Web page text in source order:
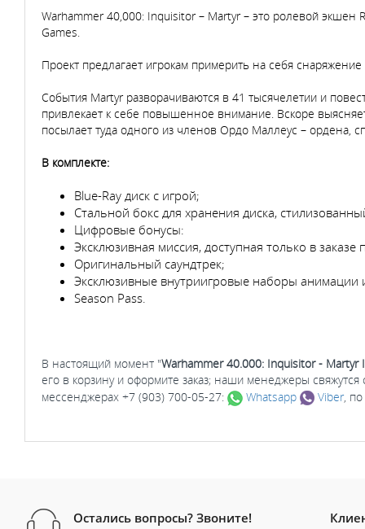
Warhammer 40,000: Inquisitor – Martyr – это ролевой экшен
Games.
Проект предлагает игрокам примерить на себя
События Martyr разворачиваются в 41 тысячелетии и
привлекает к себе повышенное внимание. Вскоре
посылает туда одного из членов Ордо Маллеус – ордена,
В комплекте:
Blue-Ray диск с игрой;
Стальной бокс для хранения диска,
Цифровые бонусы:
Эксклюзивная миссия, доступная только в заказе
Оригинальный саундтрек;
Эксклюзивные внутриигровые наборы анимации
Season Pass.
В настоящий момент "Warhammer 40.000: Inquisitor - Martyr
его в корзину и оформите заказ; наши менеджеры
мессенджерах +7 (903) 700-05-27:
Whatsapp Viber,
Остались вопросы? Звоните!